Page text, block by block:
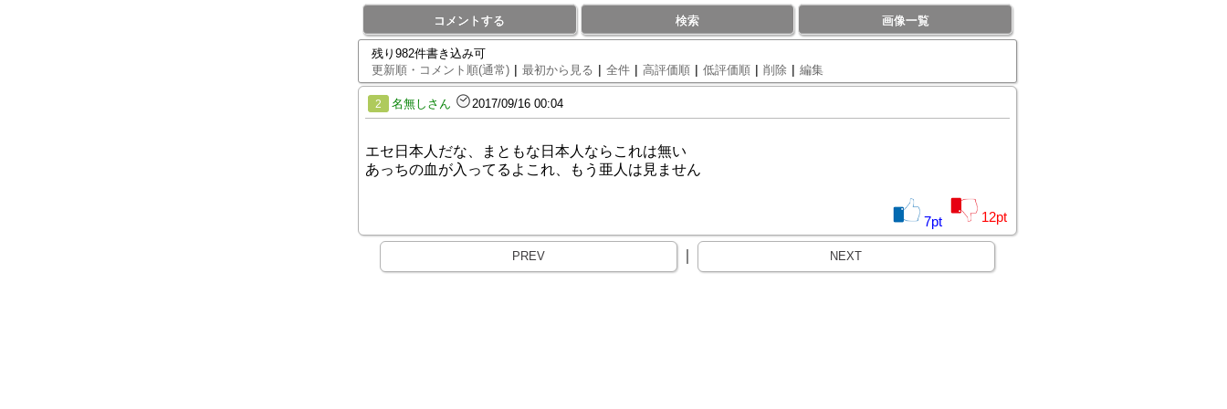
コメントする 検索 画像一覧
残り982件書き込み可
更新順・コメント順(通常) | 最初から見る | 全件 | 高評価順 | 低評価順 | 削除 | 編集
2 名無しさん 2017/09/16 00:04
エセ日本人だな、まともな日本人ならこれは無い
あっちの血が入ってるよこれ、もう亜人は見ません
7pt 12pt
PREV NEXT